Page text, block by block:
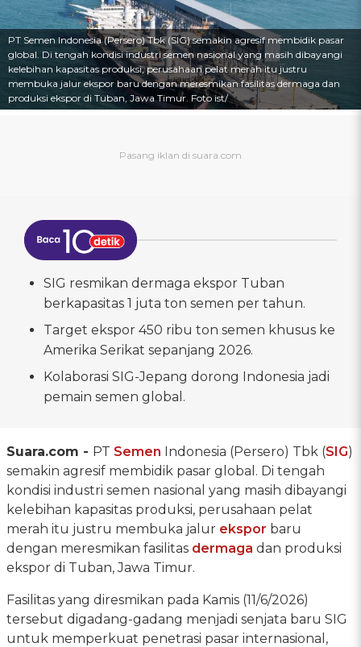
PT Semen Indonesia (Persero) Tbk (SIG) semakin agresif membidik pasar
global. Di tengah kondisi industri semen nasional yang masih dibayangi
kelebihan kapasitas produksi, perusahaan pelat merah itu justru
membuka jalur ekspor baru dengan meresmikan fasilitas dermaga dan
produksi ekspor di Tuban, Jawa Timur. Foto ist/
SIG resmikan dermaga ekspor Tuban
berkapasitas 1 juta ton semen per tahun.
Target ekspor 450 ribu ton semen khusus ke
Amerika Serikat sepanjang 2026.
Kolaborasi SIG-Jepang dorong Indonesia jadi
pemain semen global.
Suara.com - PT Semen Indonesia (Persero) Tbk (SIG)
semakin agresif membidik pasar global. Di tengah
kondisi industri semen nasional yang masih dibayangi
kelebihan kapasitas produksi, perusahaan pelat
merah itu justru membuka jalur ekspor baru
dengan meresmikan fasilitas dermaga dan produksi
ekspor di Tuban, Jawa Timur.
Fasilitas yang diresmikan pada Kamis (11/6/2026)
tersebut digadang-gadang menjadi senjata baru SIG
untuk memperkuat penetrasi pasar internasional,